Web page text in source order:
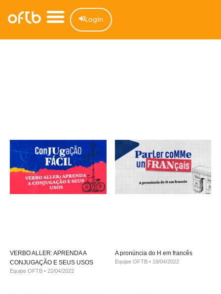
Login
VERBO ALLER: APRENDA A
CONJUGAÇÃO E SEUS USOS
Equipe OFTB 22/04/2022
A pronúncia do H em francês
Equipe OFTB 19/04/2022